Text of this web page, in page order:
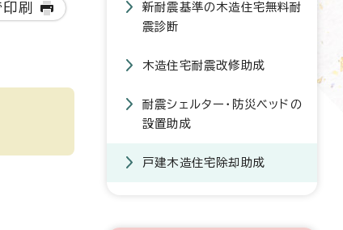
刷
新耐震基準の木造住宅無料耐
震診断
木造住宅耐震改修助成
耐震シェルター・防災ベッドの
設置助成
戸建木造住宅除却助成